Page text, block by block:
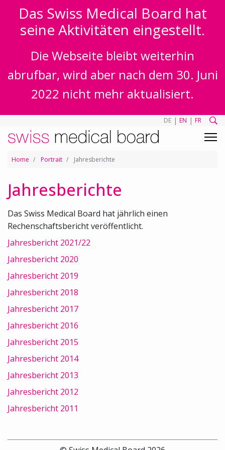
Das Swiss Medical Board hat
seine Aktivitäten eingestellt.
Die Webseite bleibt weiterhin
abrufbar, wird aber nach dem 30. Juni
2022 nicht mehr aktualisiert.
DE | EN | FR
Home Portrait Jahresberichte
Jahresberichte
Das Swiss Medical Board hat jährlich einen
Rechenschaftsbericht veröffentlicht.
Jahresbericht 2021/22
Jahresbericht 2020
Jahresbericht 2019
Jahresbericht 2018
Jahresbericht 2017
Jahresbericht 2016
Jahresbericht 2015
Jahresbericht 2014
Jahresbericht 2013
Jahresbericht 2012
Jahresbericht 2011